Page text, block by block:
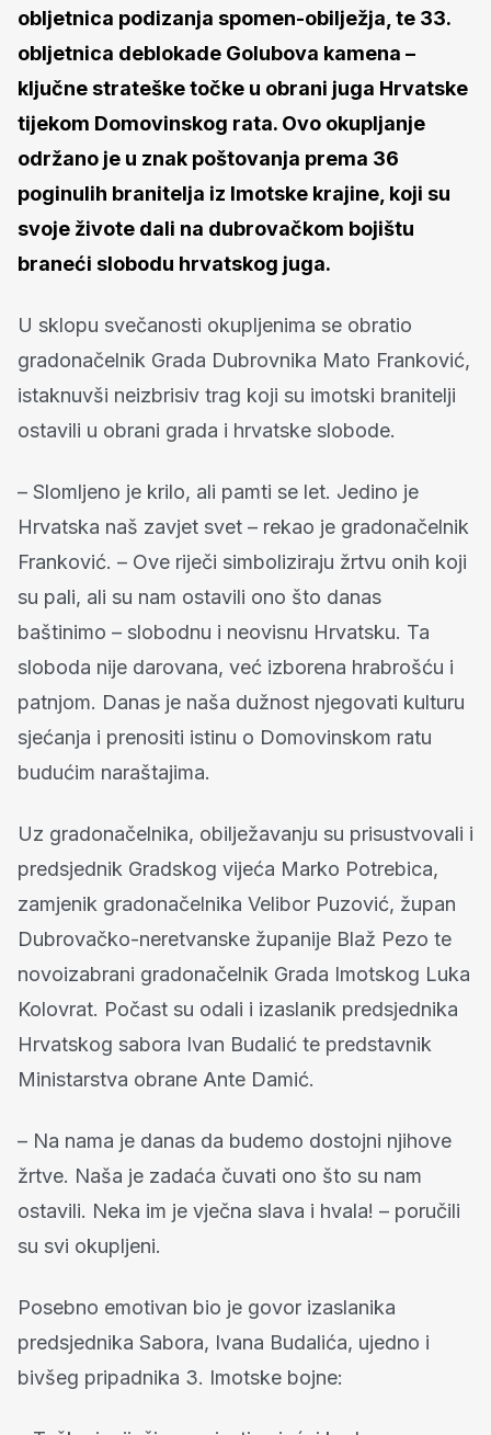
obljetnica podizanja spomen-obilježja, te 33.
obljetnica deblokade Golubova kamena –
ključne strateške točke u obrani juga Hrvatske
tijekom Domovinskog rata. Ovo okupljanje
održano je u znak poštovanja prema 36
poginulih branitelja iz Imotske krajine, koji su
svoje živote dali na dubrovačkom bojištu
braneći slobodu hrvatskog juga.
U sklopu svečanosti okupljenima se obratio
gradonačelnik Grada Dubrovnika Mato Franković,
istaknuvši neizbrisiv trag koji su imotski branitelji
ostavili u obrani grada i hrvatske slobode.
– Slomljeno je krilo, ali pamti se let. Jedino je
Hrvatska naš zavjet svet – rekao je gradonačelnik
Franković. – Ove riječi simboliziraju žrtvu onih koji
su pali, ali su nam ostavili ono što danas
baštinimo – slobodnu i neovisnu Hrvatsku. Ta
sloboda nije darovana, već izborena hrabrošću i
patnjom. Danas je naša dužnost njegovati kulturu
sjećanja i prenositi istinu o Domovinskom ratu
budućim naraštajima.
Uz gradonačelnika, obilježavanju su prisustvovali i
predsjednik Gradskog vijeća Marko Potrebica,
zamjenik gradonačelnika Velibor Puzović, župan
Dubrovačko-neretvanske županije Blaž Pezo te
novoizabrani gradonačelnik Grada Imotskog Luka
Kolovrat. Počast su odali i izaslanik predsjednika
Hrvatskog sabora Ivan Budalić te predstavnik
Ministarstva obrane Ante Damić.
– Na nama je danas da budemo dostojni njihove
žrtve. Naša je zadaća čuvati ono što su nam
ostavili. Neka im je vječna slava i hvala! – poručili
su svi okupljeni.
Posebno emotivan bio je govor izaslanika
predsjednika Sabora, Ivana Budalića, ujedno i
bivšeg pripadnika 3. Imotske bojne: